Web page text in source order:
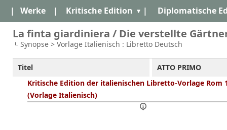
| Werke | Kritische Edition | Diplomatische
La finta giardiniera / Die verstellte
Synopse > Vorlage Italienisch : Libretto Deutsch
Titel
ATTO PRIMO
Kritische Edition der italienischen Libretto-Vorlage Rom
(Vorlage Italienisch)